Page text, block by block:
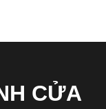
CỬA